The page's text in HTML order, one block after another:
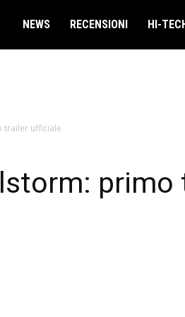
NEWS RECENSIONI HI-
trailer ufficiale
primo